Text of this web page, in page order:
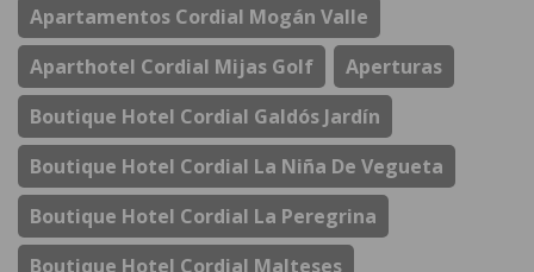
Apartamentos Cordial Mogán Valle
Aparthotel Cordial Mijas Golf
Aperturas
Boutique Hotel Cordial Galdós Jardín
Boutique Hotel Cordial La Niña De Vegueta
Boutique Hotel Cordial La Peregrina
Boutique Hotel Cordial Malteses